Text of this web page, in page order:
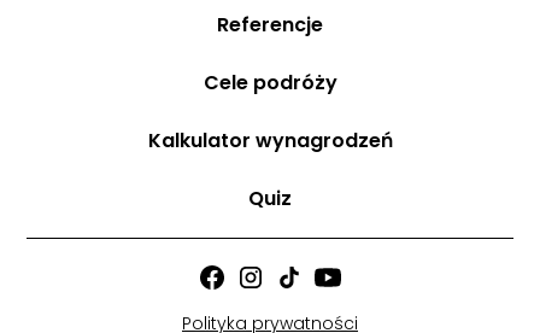
Referencje
Cele podróży
Kalkulator wynagrodzeń
Quiz
Polityka prywatności